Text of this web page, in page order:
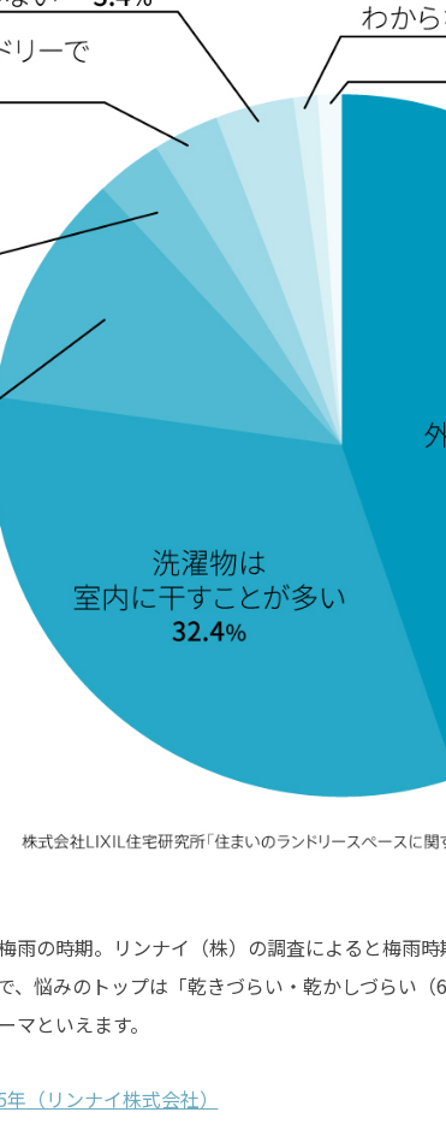
雨の時期。リンナイ（株）の調査によると梅雨
、悩みのトップは「乾きづらい・乾かしづらい
といえます。
（リンナイ株式会社）